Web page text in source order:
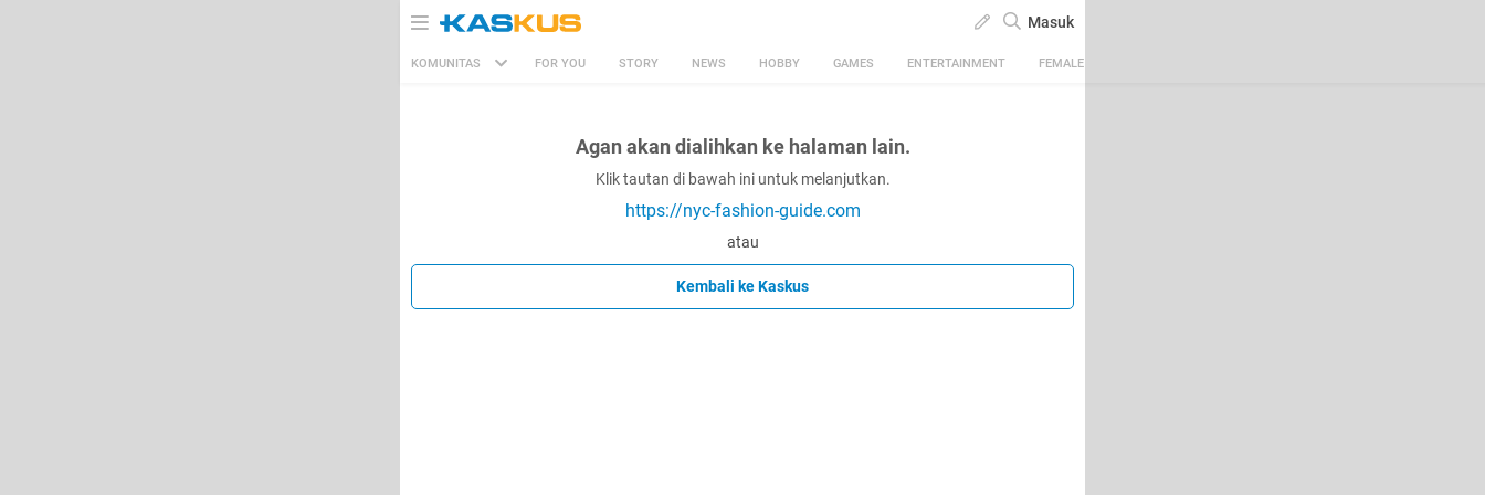
Masuk
KOMUNITAS FOR YOU STORY NEWS HOBBY GAMES ENTERTAINMENT FEMALE
Agan akan dialihkan ke halaman lain.
Klik tautan di bawah ini untuk melanjutkan.
https://nyc-fashion-guide.com
atau
Kembali ke Kaskus